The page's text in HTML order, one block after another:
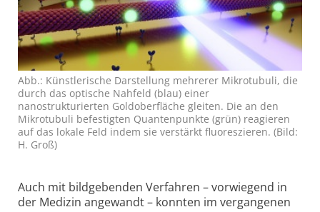
Abb.: Künstlerische Darstellung mehrerer Mikrotubuli, die
durch das optische Nahfeld (blau) einer
nanostrukturierten Goldoberfläche gleiten. Die an den
Mikrotubuli befestigten Quantenpunkte (grün) reagieren
auf das lokale Feld indem sie verstärkt fluoreszieren. (Bild:
H. Groß)
Auch mit bildgebenden Verfahren – vorwiegend in
der Medizin angewandt – konnten im vergangenen